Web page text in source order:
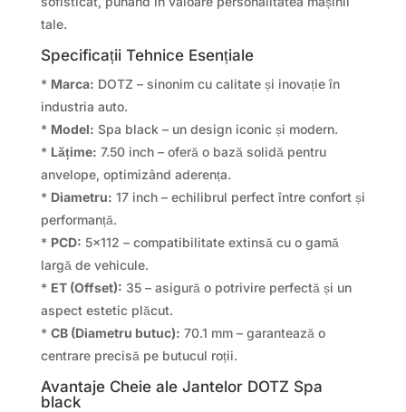
tale.
Specificații Tehnice Esențiale
* Marca: DOTZ – sinonim cu calitate și inovație în
industria auto.
* Model: Spa black – un design iconic și modern.
* Lățime: 7.50 inch – oferă o bază solidă pentru
anvelope, optimizând aderența.
* Diametru: 17 inch – echilibrul perfect între confort și
performanță.
* PCD: 5×112 – compatibilitate extinsă cu o gamă
largă de vehicule.
* ET (Offset): 35 – asigură o potrivire perfectă și un
aspect estetic plăcut.
* CB (Diametru butuc): 70.1 mm – garantează o
centrare precisă pe butucul roții.
Avantaje Cheie ale Jantelor DOTZ Spa
black